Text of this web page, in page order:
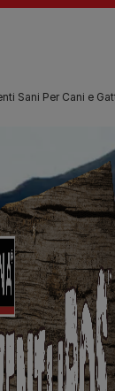
Sani Per Cani e